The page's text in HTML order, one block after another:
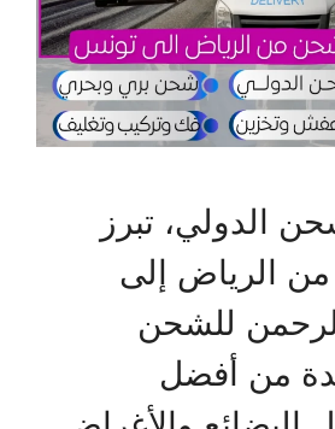
الدولي، تبرز
الرياض إلى
للشحن
من أفضل